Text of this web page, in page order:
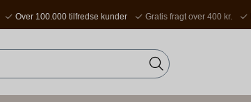
Over 100.000 tilfredse kunder Gratis fragt over 400 kr.